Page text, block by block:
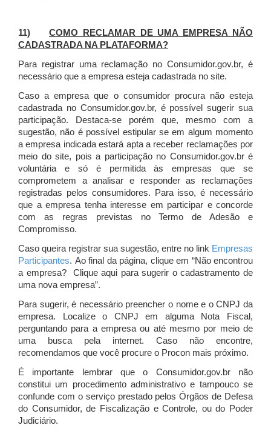
11)COMO RECLAMAR DE UMA EMPRESA NÃO
CADASTRADA NA PLATAFORMA?
Para registrar uma reclamação no Consumidor.gov.br, é
necessário que a empresa esteja cadastrada no site.
Caso a empresa que o consumidor procura não esteja
cadastrada no Consumidor.gov.br, é possível sugerir sua
participação. Destaca-se porém que, mesmo com a
sugestão, não é possível estipular se em algum momento
a empresa indicada estará apta a receber reclamações por
meio do site, pois a participação no Consumidor.gov.br é
voluntária e só é permitida às empresas que se
comprometem a analisar e responder as reclamações
registradas pelos consumidores. Para isso, é necessário
que a empresa tenha interesse em participar e concorde
com as regras previstas no Termo de Adesão e
Compromisso.
Caso queira registrar sua sugestão, entre no link Empresas
Participantes. Ao final da página, clique em “Não encontrou
a empresa? Clique aqui para sugerir o cadastramento de
uma nova empresa”.
Para sugerir, é necessário preencher o nome e o CNPJ da
empresa. Localize o CNPJ em alguma Nota Fiscal,
perguntando para a empresa ou até mesmo por meio de
uma busca pela internet. Caso não encontre,
recomendamos que você procure o Procon mais próximo.
É importante lembrar que o Consumidor.gov.br não
constitui um procedimento administrativo e tampouco se
confunde com o serviço prestado pelos Órgãos de Defesa
do Consumidor, de Fiscalização e Controle, ou do Poder
Judiciário.